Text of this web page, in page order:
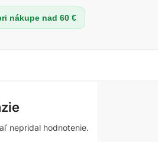
nákupe nad 60 €
nepridal hodnotenie.